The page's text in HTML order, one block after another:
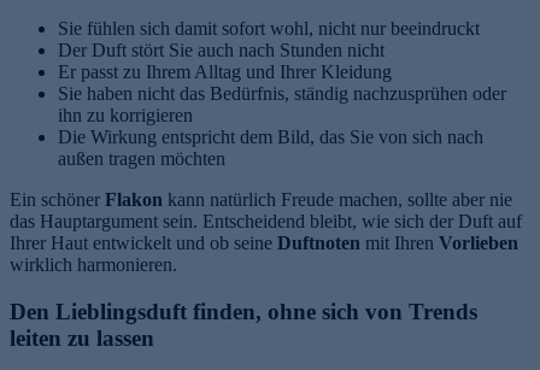
Sie fühlen sich damit sofort wohl, nicht nur beeindruckt
Der Duft stört Sie auch nach Stunden nicht
Er passt zu Ihrem Alltag und Ihrer Kleidung
Sie haben nicht das Bedürfnis, ständig nachzusprühen oder
ihn zu korrigieren
Die Wirkung entspricht dem Bild, das Sie von sich nach
außen tragen möchten
Ein schöner Flakon kann natürlich Freude machen, sollte aber nie
das Hauptargument sein. Entscheidend bleibt, wie sich der Duft auf
Ihrer Haut entwickelt und ob seine Duftnoten mit Ihren Vorlieben
wirklich harmonieren.
Den Lieblingsduft finden, ohne sich von Trends
leiten zu lassen